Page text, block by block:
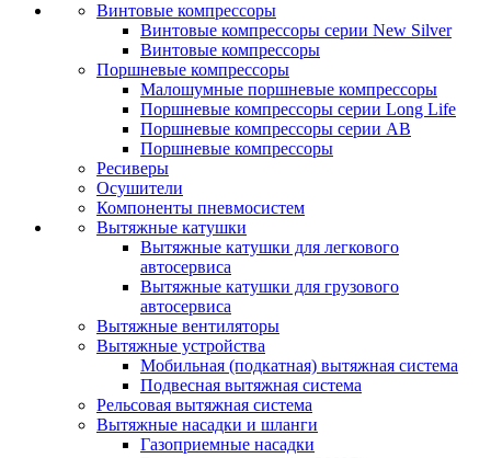
Винтовые компрессоры
Винтовые компрессоры серии New Silver
Винтовые компрессоры
Поршневые компрессоры
Малошумные поршневые компрессоры
Поршневые компрессоры серии Long Life
Поршневые компрессоры серии AB
Поршневые компрессоры
Ресиверы
Осушители
Компоненты пневмосистем
Вытяжные катушки
Вытяжные катушки для легкового
автосервиса
Вытяжные катушки для грузового
автосервиса
Вытяжные вентиляторы
Вытяжные устройства
Мобильная (подкатная) вытяжная система
Подвесная вытяжная система
Рельсовая вытяжная система
Вытяжные насадки и шланги
Газоприемные насадки